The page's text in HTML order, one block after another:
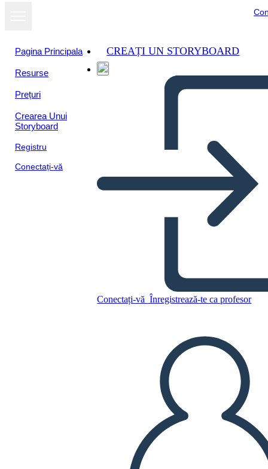
Pagina Principala
Resurse
Prețuri
Crearea Unui
Storyboard
Registru
Conectați-vă
CREAȚI UN STORYBOARD
Conectați-vă Înregistrează-te ca profesor
Copiați acest Storyboard
REDAȚI PREZENTAREA DE DIAPOZITIVE
CITESTE-MI